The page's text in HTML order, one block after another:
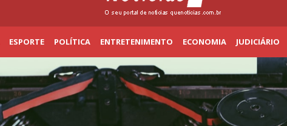
ESPORTE POLÍTICA ENTRETENIMENTO ECONOMIA JUDICIÁRIO